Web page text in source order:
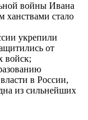
войны Ивана
ханствами стало
укрепили
от
войск;
в России,
из сильнейших